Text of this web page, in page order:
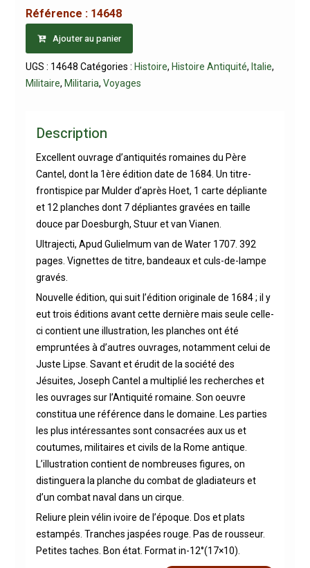
Référence : 14648
Ajouter au panier
UGS : 14648 Catégories : Histoire, Histoire Antiquité, Italie,
Militaire, Militaria, Voyages
Description
Excellent ouvrage d’antiquités romaines du Père
Cantel, dont la 1ère édition date de 1684. Un titre-
frontispice par Mulder d’après Hoet, 1 carte dépliante
et 12 planches dont 7 dépliantes gravées en taille
douce par Doesburgh, Stuur et van Vianen.
Ultrajecti, Apud Gulielmum van de Water 1707. 392
pages. Vignettes de titre, bandeaux et culs-de-lampe
gravés.
Nouvelle édition, qui suit l’édition originale de 1684 ; il y
eut trois éditions avant cette dernière mais seule celle-
ci contient une illustration, les planches ont été
empruntées à d’autres ouvrages, notamment celui de
Juste Lipse. Savant et érudit de la société des
Jésuites, Joseph Cantel a multiplié les recherches et
les ouvrages sur l’Antiquité romaine. Son oeuvre
constitua une référence dans le domaine. Les parties
les plus intéressantes sont consacrées aux us et
coutumes, militaires et civils de la Rome antique.
L’illustration contient de nombreuses figures, on
distinguera la planche du combat de gladiateurs et
d’un combat naval dans un cirque.
Reliure plein vélin ivoire de l’époque. Dos et plats
estampés. Tranches jaspées rouge. Pas de rousseur.
Petites taches. Bon état. Format in-12°(17×10).